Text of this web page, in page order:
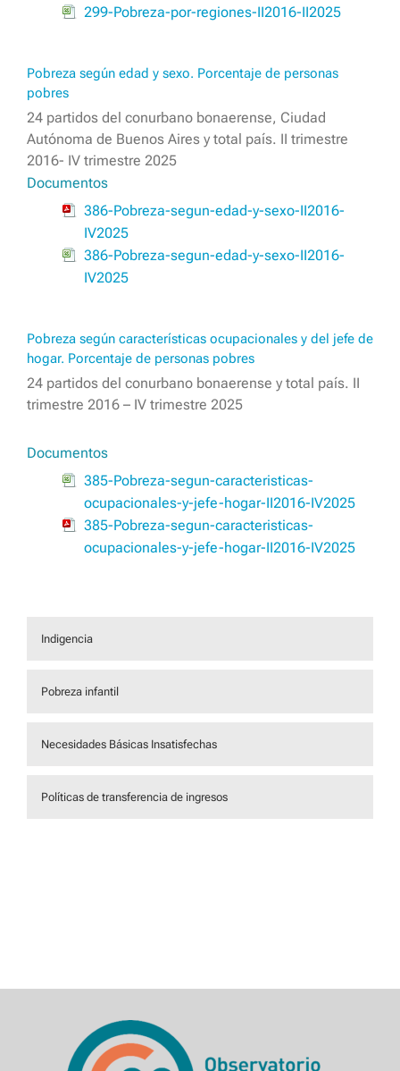
299-Pobreza-por-regiones-II2016-II2025
Pobreza según edad y sexo. Porcentaje de personas
pobres
24 partidos del conurbano bonaerense, Ciudad
Autónoma de Buenos Aires y total país. II trimestre
2016- IV trimestre 2025
Documentos
386-Pobreza-segun-edad-y-sexo-II2016-
IV2025
386-Pobreza-segun-edad-y-sexo-II2016-
IV2025
Pobreza según características ocupacionales y del jefe de
hogar. Porcentaje de personas pobres
24 partidos del conurbano bonaerense y total país. II
trimestre 2016 – IV trimestre 2025
Documentos
385-Pobreza-segun-caracteristicas-
ocupacionales-y-jefe-hogar-II2016-IV2025
385-Pobreza-segun-caracteristicas-
ocupacionales-y-jefe-hogar-II2016-IV2025
Indigencia
Pobreza infantil
Necesidades Básicas Insatisfechas
Políticas de transferencia de ingresos